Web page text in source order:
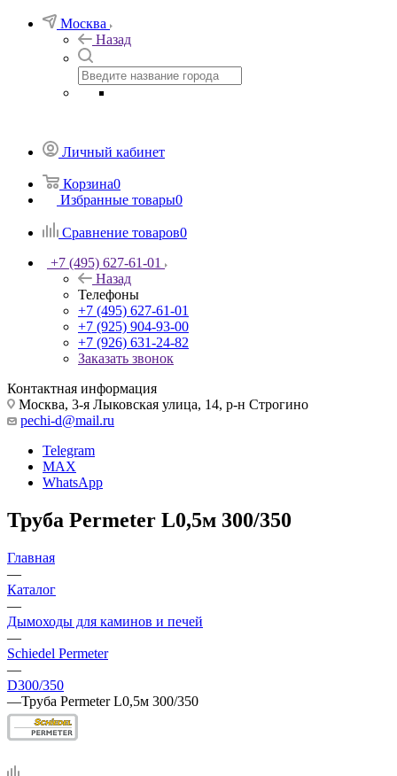
Москва
Назад
Личный кабинет
Корзина0
Избранные товары0
Сравнение товаров0
+7 (495) 627-61-01
Назад
Телефоны
+7 (495) 627-61-01
+7 (925) 904-93-00
+7 (926) 631-24-82
Заказать звонок
Контактная информация
Москва, 3-я Лыковская улица, 14, р-н Строгино
pechi-d@mail.ru
Telegram
MAX
WhatsApp
Труба Permeter L0,5м 300/350
Главная
—
Каталог
—
Дымоходы для каминов и печей
—
Schiedel Permeter
—
D300/350
—Труба Permeter L0,5м 300/350